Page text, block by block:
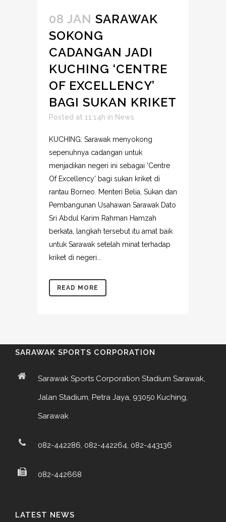
08 JAN SARAWAK
SOKONG
CADANGAN JADI
KUCHING ‘CENTRE
OF EXCELLENCY’
BAGI SUKAN KRIKET
Posted at 11:14h in News
KUCHING: Sarawak menyokong
sepenuhnya cadangan untuk
menjadikan negeri ini sebagai 'Centre
Of Excellency' bagi sukan kriket di
rantau Borneo. Menteri Belia, Sukan dan
Pembangunan Usahawan Sarawak Dato
Sri Abdul Karim Rahman Hamzah
berkata, langkah tersebut itu amat baik
untuk Sarawak setelah minat terhadap
kriket di negeri...
READ MORE
SARAWAK SPORTS CORPORATION
Sarawak Sports Corporation Stadium Sarawak,
Jalan Stadium, Petra Jaya, 93050 Kuching,
Sarawak
082-442286, 082-442264, 082-443136
082-442668
LATEST NEWS